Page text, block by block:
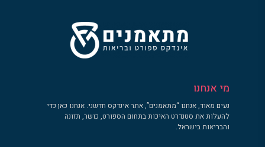
מי אנחנו
נעים מאוד, אנחנו “מתאמנים”, אתר אינדקס חדשני. אנחנו כאן כדי
להעלות את סטנדרט האיכות בתחום הספורט, כושר, תזונה
והבריאות בישראל.